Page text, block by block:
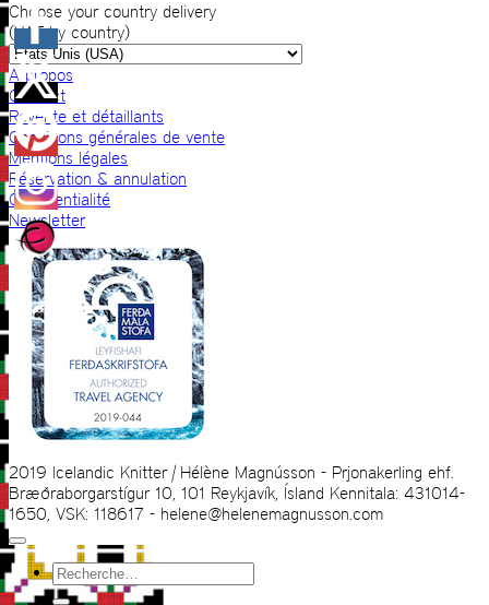
Choose your country delivery
(VAT by country)
A propos
Contact
Revente et détaillants
Conditions générales de vente
Mentions légales
Réservation & annulation
Confidentialité
Newsletter
2019 Icelandic Knitter | Hélène Magnússon - Prjonakerling ehf.
Bræðraborgarstígur 10, 101 Reykjavík, Ísland Kennitala: 431014-
1650, VSK: 118617 - helene@helenemagnusson.com
Recherche
pour :